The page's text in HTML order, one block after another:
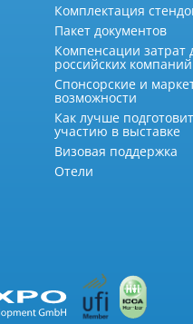
Комплектация
Пакет документов
Компенсации затрат
российских компаний
Спонсорские и
возможности
Как лучше
участию в выставке
Визовая поддержка
Отели